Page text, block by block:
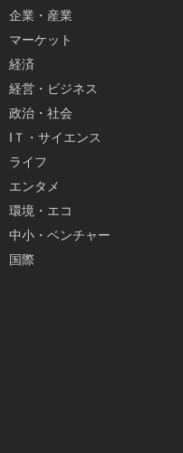
企業・産業
マーケット
経済
経営・ビジネス
政治・社会
IＴ・サイエンス
ライフ
エンタメ
環境・エコ
中小・ベンチャー
国際